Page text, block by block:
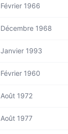
Février 1966
Décembre 1968
Janvier 1993
Février 1960
Août 1972
Août 1977